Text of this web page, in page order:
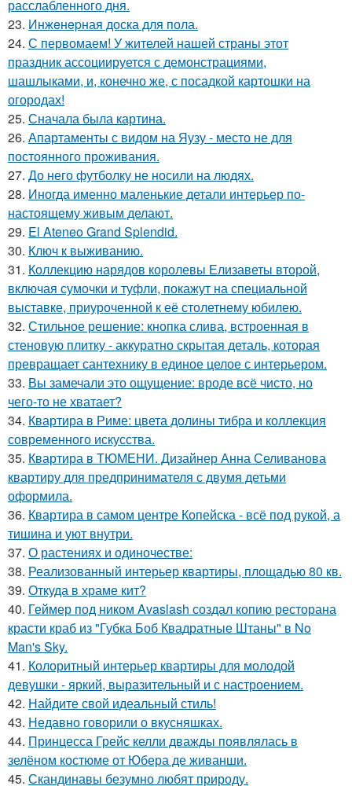
расслабленного дня.
23. Инжeнepная доска для пола.
24. С первомаем! У жителей нашей страны этот
праздник ассоциируется с демонстрациями,
шашлыками, и, конечно же, с посадкой картошки на
огородах!
25. Сначала была картина.
26. Апартаменты с видом на Яузу - место не для
постоянного проживания.
27. До него футболку не носили на людях.
28. Иногда именно маленькие детали интерьер по-
настоящему живым делают.
29. El Ateneo Grand Splendid.
30. Ключ к выживанию.
31. Коллекцию нарядов королевы Елизаветы второй,
включая сумочки и туфли, покажут на специальной
выставке, приуроченной к её столетнему юбилею.
32. Стильное решение: кнопка слива, встроенная в
стеновую плитку - аккуратно скрытая деталь, которая
превращает сантехнику в единое целое с интерьером.
33. Вы замечали это ощущение: вроде всё чисто, но
чего-то не хватает?
34. Квартира в Риме: цвета долины тибра и коллекция
современного искусства.
35. Квартира в ТЮМЕНИ. Дизайнер Анна Селиванова
квартиру для предпринимателя с двумя детьми
оформила.
36. Квартира в самом центре Копейска - всё под рукой, а
тишина и уют внутри.
37. О растениях и одиночестве:
38. Реализованный интерьер квартиры, площадью 80 кв.
39. Откуда в храме кит?
40. Геймер под ником Avaslash создал копию ресторана
красти краб из "Губка Боб Квадратные Штаны" в No
Man's Sky.
41. Колоритный интерьер квартиры для молодой
девушки - яркий, выразительный и с настроением.
42. Найдите свой идеальный стиль!
43. Недавно говорили о вкусняшках.
44. Принцесса Грейс келли дважды появлялась в
зелёном костюме от Юбера де живанши.
45. Скандинавы безумно любят природу.